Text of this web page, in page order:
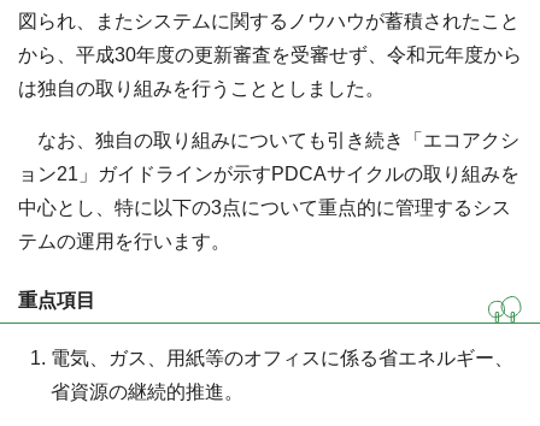
図られ、またシステムに関するノウハウが蓄積されたこと
から、平成30年度の更新審査を受審せず、令和元年度から
は独自の取り組みを行うこととしました。
なお、独自の取り組みについても引き続き「エコアクシ
ョン21」ガイドラインが示すPDCAサイクルの取り組みを
中心とし、特に以下の3点について重点的に管理するシス
テムの運用を行います。
重点項目
電気、ガス、用紙等のオフィスに係る省エネルギー、
省資源の継続的推進。